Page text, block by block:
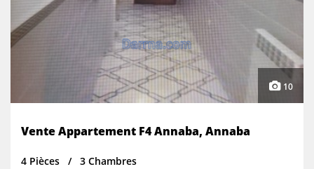
10
Vente Appartement F4 Annaba, Annaba
4 Pièces
3 Chambres